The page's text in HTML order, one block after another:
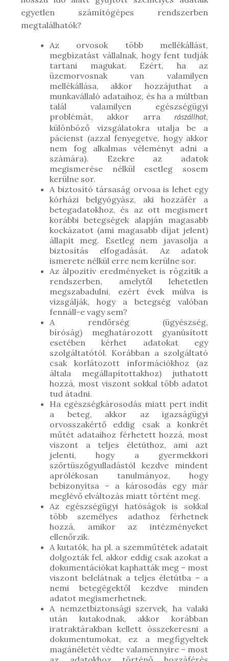
egyetlen számítógépes rendszerben
megtalálhatók?
Az orvosok több mellékállást,
megbízatást vállalnak, hogy fent tudják
tartani magukat. Ezért, ha az
üzemorvosnak van valamilyen
mellékállása, akkor hozzájuthat a
munkavállaló adataihoz, és ha a múltban
talál valamilyen egészségügyi
problémát, akkor arra
rászállhat,
különböző vizsgálatokra utalja be a
pácienst (azzal fenyegetve, hogy akkor
nem fog alkalmas véleményt adni a
számára). Ezekre az adatok
megismerése nélkül esetleg sosem
kerülne sor.
A biztosító társaság orvosa is lehet egy
kórházi belgyógyász, aki hozzáfér a
betegadatokhoz, és az ott megismert
korábbi betegségek alapján magasabb
kockázatot (ami magasabb díjat jelent)
állapít meg. Esetleg nem javasolja a
biztosítás elfogadását. Az adatok
ismerete nélkül erre nem kerülne sor.
Az álpozitív eredményeket is rögzítik a
rendszerben, amelytől lehetetlen
megszabadulni, ezért évek múlva is
vizsgálják, hogy a betegség valóban
fennáll-e vagy sem?
A rendőrség (ügyészség,
bíróság) meghatározott gyanúsított
esetében kérhet adatokat egy
szolgáltatótól. Korábban a szolgáltató
csak korlátozott információkhoz (az
általa megállapítottakhoz) juthatott
hozzá, most viszont sokkal több adatot
tud átadni.
Ha egészségkárosodás miatt pert indít
a beteg, akkor az igazságügyi
orvosszakértő eddig csak a konkrét
műtét adataihoz férhetett hozzá, most
viszont a teljes életúthoz, ami azt
jelenti, hogy a gyermekkori
szőrtüszőgyulladástól kezdve mindent
aprólékosan tanulmányoz, hogy
bebizonyítsa – a károsodás egy már
meglévő elváltozás miatt történt meg.
Az egészségügyi hatóságok is sokkal
több személyes adathoz férhetnek
hozzá, amikor az intézményeket
ellenőrzik.
A kutatók, ha pl. a szemműtétek adatait
dolgozták fel, akkor eddig csak azokat a
dokumentációkat kaphatták meg – most
viszont belelátnak a teljes életútba – a
nemi betegégektől kezdve minden
adatot megismerhetnek.
A nemzetbiztonsági szervek, ha valaki
után kutakodnak, akkor korábban
iratraktárakban kellett összekeresni a
dokumentumokat, ez a megfigyeltek
magánéletét védte valamennyire – most